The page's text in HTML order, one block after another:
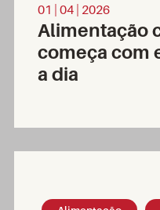
01 | 04 | 2026
Alimentação
começa com
a dia